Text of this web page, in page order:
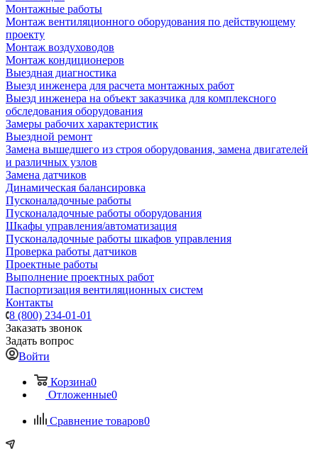
Монтажные работы
Монтаж вентиляционного оборудования по действующему
проекту
Монтаж воздуховодов
Монтаж кондиционеров
Выездная диагностика
Выезд инженера для расчета монтажных работ
Выезд инженера на объект заказчика для комплексного
обследования оборудования
Замеры рабочих характеристик
Выездной ремонт
Замена вышедшего из строя оборудования, замена двигателей
и различных узлов
Замена датчиков
Динамическая балансировка
Пусконаладочные работы
Пусконаладочные работы оборудования
Шкафы управления/автоматизация
Пусконаладочные работы шкафов управления
Проверка работы датчиков
Проектные работы
Выполнение проектных работ
Паспортизация вентиляционных систем
Контакты
8 (800) 234-01-01
Заказать звонок
Задать вопрос
Войти
Корзина0
Отложенные0
Сравнение товаров0